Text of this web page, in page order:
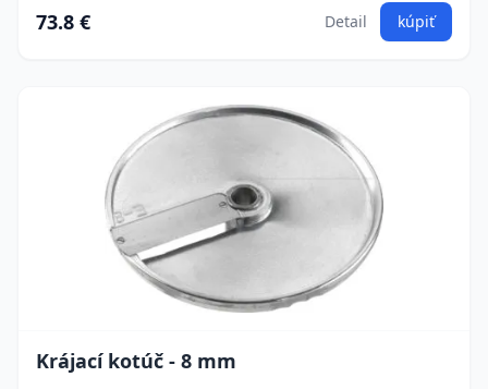
73.8 € Detail kúpiť
Krájací kotúč - 8 mm